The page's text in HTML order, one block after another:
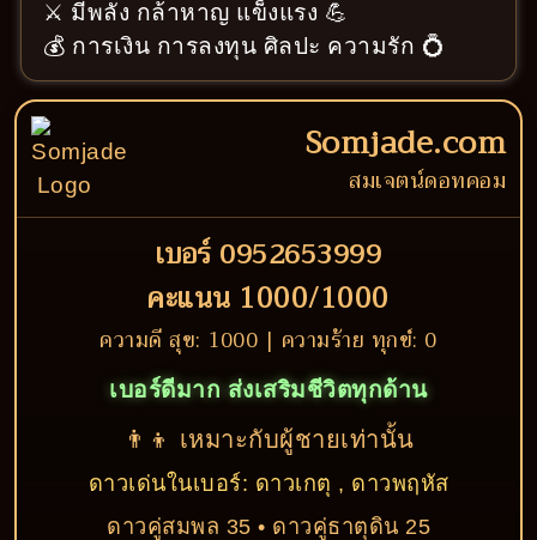
⚔️ มีพลัง กล้าหาญ แข็งแรง 💪
💰 การเงิน การลงทุน ศิลปะ ความรัก 💍
Somjade.com
สมเจตน์ดอทคอม
เบอร์ 0952653999
คะแนน 1000/1000
ความดี สุข: 1000 | ความร้าย ทุกข์: 0
เบอร์ดีมาก ส่งเสริมชีวิตทุกด้าน
👨‍👦 เหมาะกับผู้ชายเท่านั้น
ดาวเด่นในเบอร์: ดาวเกตุ , ดาวพฤหัส
ดาวคู่สมพล 35 • ดาวคู่ธาตุดิน 25